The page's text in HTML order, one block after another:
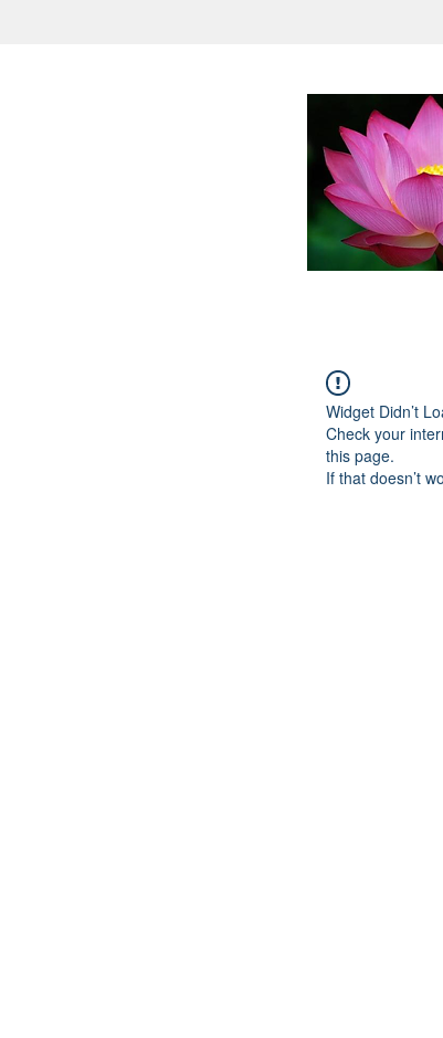
Widget Didn’t
Check your
this page.
If that doesn’t